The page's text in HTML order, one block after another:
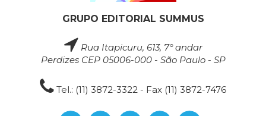
GRUPO EDITORIAL SUMMUS
Rua Itapicuru, 613, 7° andar
Perdizes CEP 05006-000 - São Paulo - SP
Tel.: (11) 3872-3322 - Fax (11) 3872-7476